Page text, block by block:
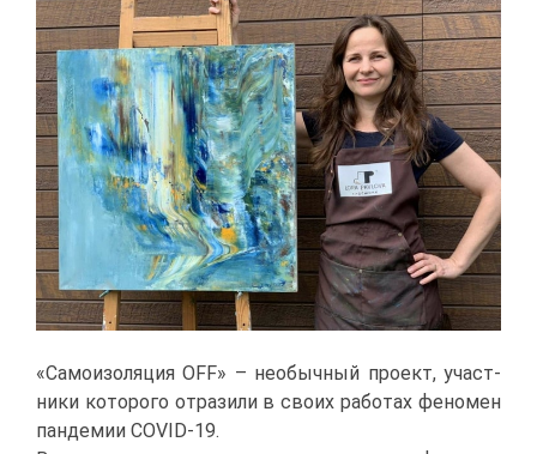
«Са­мо­изо­ля­ция OFF» – необыч­ный про­ект, участ­
ни­ки ко­то­ро­го от­ра­зи­ли в сво­их ра­бо­тах фе­но­мен
пан­де­мии COVID-19.